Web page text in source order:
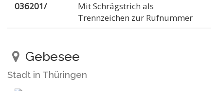
036201/
Mit Schrägstrich als
Trennzeichen zur Rufnummer
Gebesee
Stadt in Thüringen